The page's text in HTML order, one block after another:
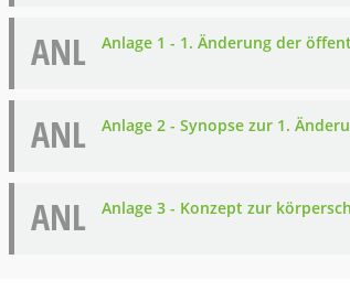
ANL Anlage 1 - 1. Änderung der
ANL Anlage 2 - Synopse zur 1.
ANL Anlage 3 - Konzept zur